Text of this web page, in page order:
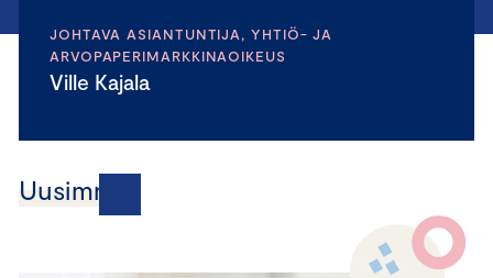
JOHTAVA ASIANTUNTIJA, YHTIÖ- JA
ARVOPAPERIMARKKINAOIKEUS
Ville Kajala
Uusimmat